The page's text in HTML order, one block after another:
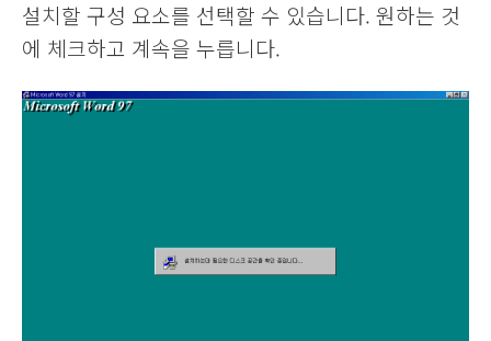
설치할 구성 요소를 선택할 수 있습니다. 원하는 것
에 체크하고 계속을 누릅니다.